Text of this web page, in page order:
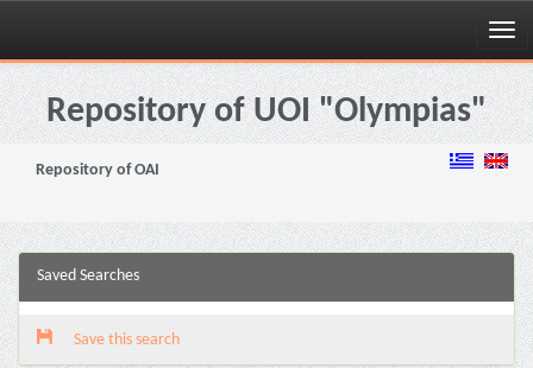
Skip
navigationRepository of UOI "Olympias"
Repository of OAI
Saved Searches
Save this search